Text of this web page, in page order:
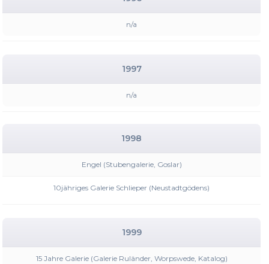
n/a
1997
n/a
1998
Engel (Stubengalerie, Goslar)
10jähriges Galerie Schlieper (Neustadtgödens)
1999
15 Jahre Galerie (Galerie Ruländer, Worpswede, Katalog)